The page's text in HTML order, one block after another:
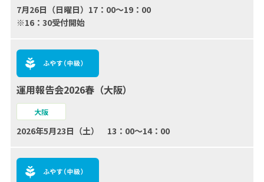
7月26日（日曜日）17：00〜19：00
※16：30受付開始
運用報告会2026春（大阪）
大阪
2026年5月23日（土） 13：00～14：00